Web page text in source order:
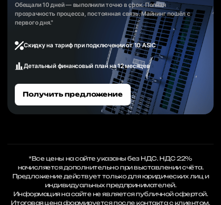
Обещали 10 дней — выполнили точно в срок. Полная
прозрачность процесса, постоянная связь. Майнинг пошёл с
первого дня."
Скидку на тариф при подключении от 10 ASIC
Детальный финансовый план на 12 месяцев
Получить предложение
*Все цены на сайте указаны без НДС. НДС 22%
начисляется дополнительно при выставлении счёта.
Предложение действует только для юридических лиц и
индивидуальных предпринимателей.
Информация на сайте не является публичной офертой.
Итоговая цена формируется после контакта с клиентом.